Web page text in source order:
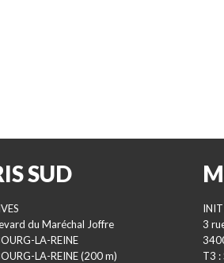
SUD
du Maréchal Joffre
LA-REINE
LA-REINE (200 m)
3
T3 :